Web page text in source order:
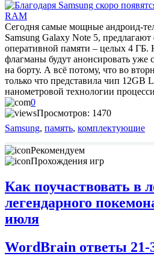
Сегодня самые мощные андроид-
Samsung Galaxy Note 5,
оперативной памяти – целых 4 ГБ.
флагманы будут анонсировать уже
на борту. А всё потому, что во
только что представила чип 12GB
нанометровой технологии
0
Просмотров: 1470
Samsung, память, комплектующие
Рекомендуем
Прохождения игр
Как поучаствовать в
легендарного
июля
WordBrain ответы 21-